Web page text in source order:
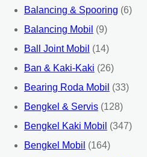
Balancing & Spooring (6)
Balancing Mobil (9)
Ball Joint Mobil (14)
Ban & Kaki-Kaki (26)
Bearing Roda Mobil (33)
Bengkel & Servis(128)
Bengkel Kaki Mobil (347)
Bengkel Mobil (164)